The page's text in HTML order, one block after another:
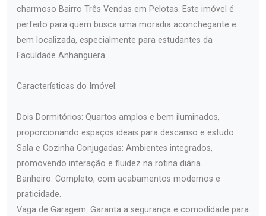
charmoso Bairro Três Vendas em Pelotas. Este imóvel é
perfeito para quem busca uma moradia aconchegante e
bem localizada, especialmente para estudantes da
Faculdade Anhanguera.
Características do Imóvel:
Dois Dormitórios: Quartos amplos e bem iluminados,
proporcionando espaços ideais para descanso e estudo.
Sala e Cozinha Conjugadas: Ambientes integrados,
promovendo interação e fluidez na rotina diária.
Banheiro: Completo, com acabamentos modernos e
praticidade.
Vaga de Garagem: Garanta a segurança e comodidade para